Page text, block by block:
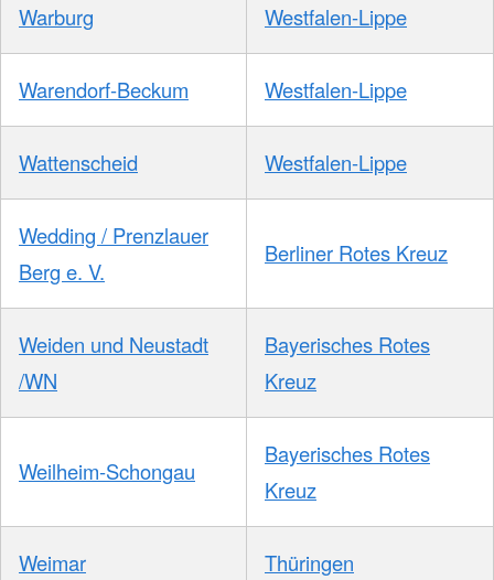
Warburg Westfalen-Lippe
Warendorf-Beckum Westfalen-Lippe
Wattenscheid Westfalen-Lippe
Wedding / Prenzlauer
Berg e. V.
Berliner Rotes Kreuz
Weiden und Neustadt
/WN
Bayerisches Rotes
Kreuz
Weilheim-Schongau
Bayerisches Rotes
Kreuz
Weimar Thüringen